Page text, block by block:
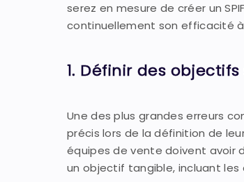
serez en mesure de créer un
continuellement son efficacité à
1. Définir des
Une des plus grandes erreurs
précis lors de la définition de
équipes de vente doivent avoir
un objectif tangible, incluant